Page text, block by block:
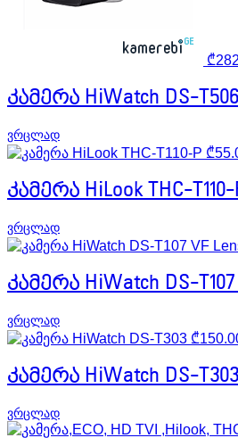
₾
კამერა HiWatch DS-
ვრცლად
₾
კამერა HiLook THC-T110-
ვრცლად
კამერა HiWatch DS-T107
ვრცლად
₾
კამერა HiWatch DS-T303
ვრცლად